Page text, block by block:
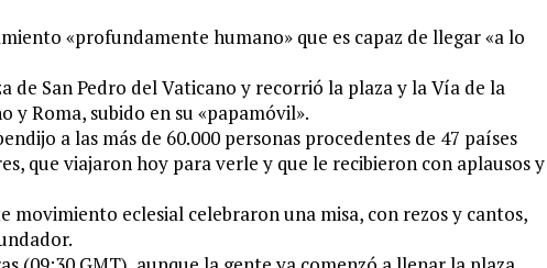
«profundamente humano» que es capaz de llegar «a lo
de San Pedro del Vaticano y recorrió la plaza y la Vía de la
y Roma, subido en su «papamóvil».
a las más de 60.000 personas procedentes de 47 países
que viajaron hoy para verle y que le recibieron con aplausos y
movimiento eclesial celebraron una misa, con rezos y cantos,